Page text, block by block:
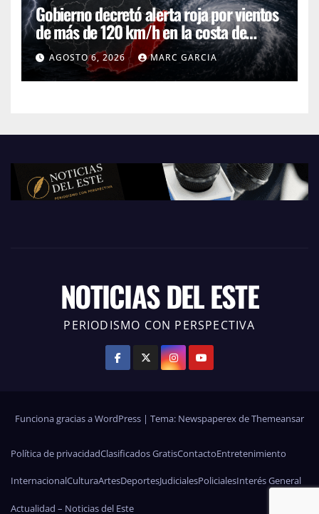
Gobierno decretó alerta roja por vientos
de más de 120 km/h en la costa de
Canelones, Maldonado y Rocha
AGOSTO 6, 2026 MARC GARCIA
NOTICIAS DEL ESTE
PERIODISMO CON PERSPECTIVA
Funciona gracias a WordPress | Tema: Newspaperex deThemeansar
Política de privacidadClasificados GratisContactoEntretenimiento
InternacionalCulturaArtesDeportesJudicialesPolicialesInterés General
Actualidad – Noticias del Este